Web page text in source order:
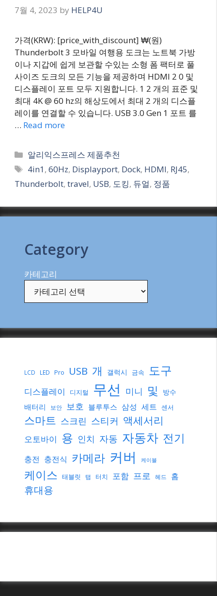
7월 4, 2023 by HELP4U
가격(KRW): [price_with_discount] ₩(원)
Thunderbolt 3 모바일 여행용 도크는 노트북 가방
이나 지갑에 쉽게 보관할 수있는 소형 폼 팩터로 풀
사이즈 도크의 모든 기능을 제공하며 HDMI 2 0 및
디스플레이 포트 모두 지원합니다. 1 2 개의 표준 및
최대 4K @ 60 hz의 해상도에서 최대 2 개의 디스플
레이를 연결할 수 있습니다. USB 3.0 Gen 1 포트 를
… Read more
Categories
알리익스프레스 제품추천
Tags
4in1,60Hz, Displayport, Dock, HDMI, RJ45,
Thunderbolt, travel, USB, 도킹, 듀얼, 정품
Category
카테고리
LCD LED Pro USB 개 갤럭시 금속 도구
디스플레이 디지털 무선 미니 및 방수
배터리 보안 보호 블루투스 삼성 세트 센서
스마트 스크린 스티커 액세서리
오토바이 용 인치 자동 자동차 전기
충전 충전식 카메라 커버 케이블
케이스 태블릿 탭 터치 포함 프로 헤드 홈
휴대용